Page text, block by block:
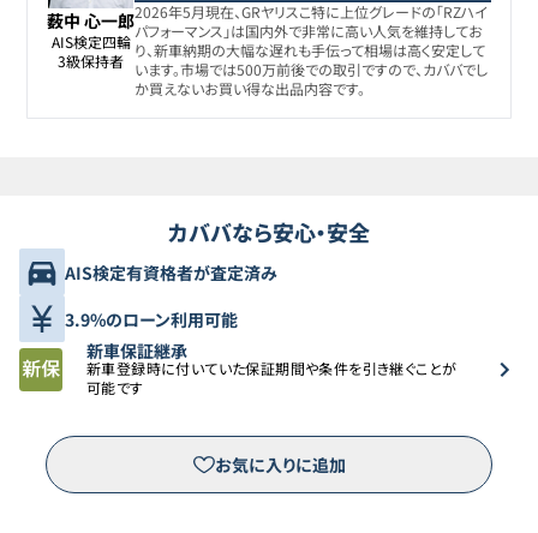
薮中 心一郎
AIS検定四輪
3級保持者
2026年5月現在、GRヤリスこ特に上位グレードの「RZハイ
パフォーマンス」は国内外で非常に高い人気を維持してお
り、新車納期の大幅な遅れも手伝って相場は高く安定して
います。市場では500万前後での取引ですので、カババでし
か買えないお買い得な出品内容です。
カババなら安心・安全
AIS検定有資格者が査定済み
3.9%のローン利用可能
新車保証継承
新車登録時に付いていた保証期間や条件を引き継ぐことが
可能です
お気に入りに追加